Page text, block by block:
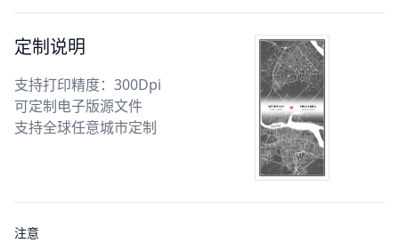
定制说明
支持打印精度：300Dpi
可定制电子版源文件
支持全球任意城市定制
注意